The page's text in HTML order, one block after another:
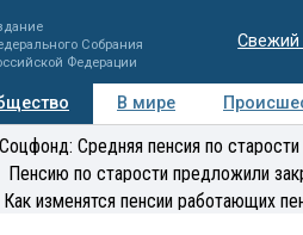
Собрания
Федерации
Свежий
В мире
Регионы Медиацентр
Соцфонд: Средняя пенсия по
Пенсию по старости предложили
Как изменятся пенсии работающих